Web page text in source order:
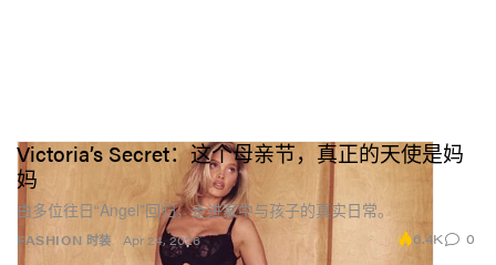
FASHION 时装
Victoria’s Secret：这个母亲节，真正的天使是妈
妈
由多位往日“Angel”回归，走进家中与孩子的真实日常。
Apr 24, 2026 6.4K 0